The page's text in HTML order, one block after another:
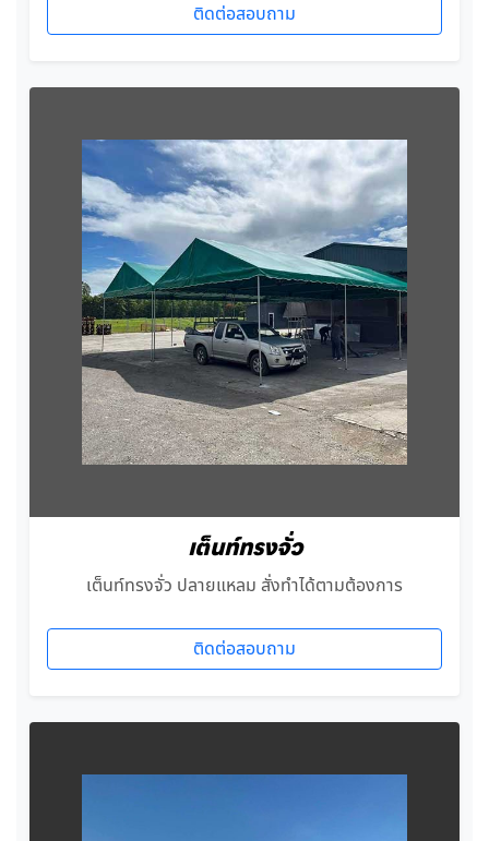
ติดต่อสอบถาม
เต็นท์ทรงจั่ว
เต็นท์ทรงจั่ว ปลายแหลม สั่งทำได้ตามต้องการ
ติดต่อสอบถาม